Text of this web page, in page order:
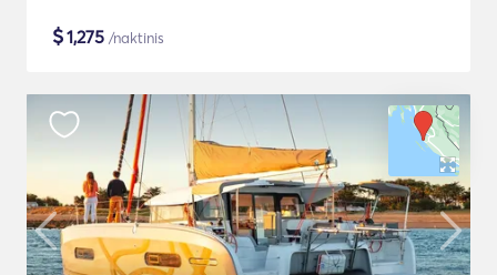
$1,275 /naktinis